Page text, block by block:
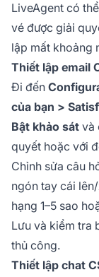
LiveAgent có
vé được giải
lập mất khoảng
Thiết lập email
Đi đến
của bạn >
Bật khảo sát và
quyết hoặc với
Chỉnh sửa câu
ngón tay cái
hạng 1–5 sao
Lưu và kiểm tra
thủ công.
Thiết lập chat